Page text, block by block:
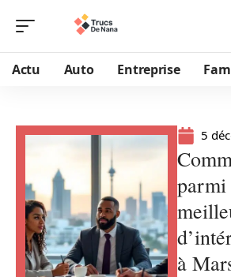
Actu Auto Entreprise
5
parmi
à